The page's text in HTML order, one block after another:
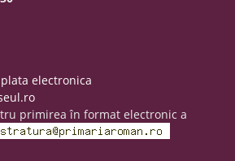
electronica
primirea în format electronic a